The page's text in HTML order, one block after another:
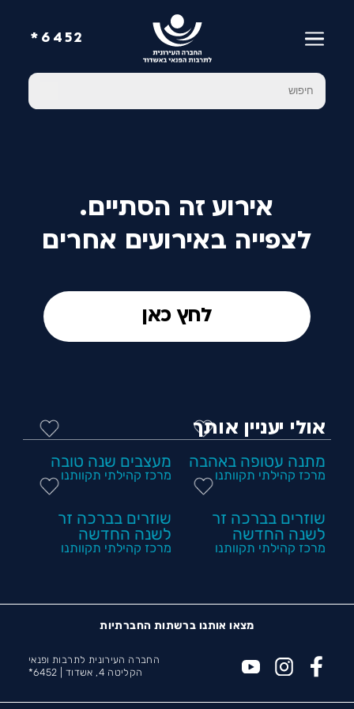
6452*
אירוע זה הסתיים.
לצפייה באירועים אחרים
לחץ כאן
אולי יעניין אותך
מתנה עטופה באהבה
מרכז קהילתי תקוותנו
מעצבים שנה טובה
מרכז קהילתי תקוותנו
שוזרים בברכה זר
לשנה החדשה
מרכז קהילתי תקוותנו
שוזרים בברכה זר
לשנה החדשה
מרכז קהילתי תקוותנו
מצאו אותנו ברשתות החברתיות
החברה העירונית לתרבות ופנאי
הקליטה 4, אשדוד |
6452*